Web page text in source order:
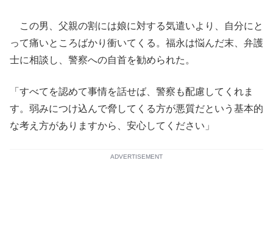
この男、父親の割には娘に対する気遣いより、自分にと
って痛いところばかり衝いてくる。福永は悩んだ末、弁護
士に相談し、警察への自首を勧められた。
「すべてを認めて事情を話せば、警察も配慮してくれま
す。弱みにつけ込んで脅してくる方が悪質だという基本的
な考え方がありますから、安心してください」
ADVERTISEMENT